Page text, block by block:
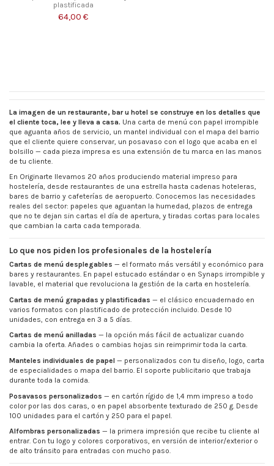
plastificada
64,00 €
La imagen de un restaurante, bar u hotel se construye en los detalles que
el cliente toca, lee y lleva a casa. Una carta de menú con papel irrompible
que aguanta años de servicio, un mantel individual con el mapa del barrio
que el cliente quiere conservar, un posavaso con el logo que acaba en el
bolsillo — cada pieza impresa es una extensión de tu marca en las manos
de tu cliente.
En Originarte llevamos 20 años produciendo material impreso para
hostelería, desde restaurantes de una estrella hasta cadenas hoteleras,
bares de barrio y cafeterías de aeropuerto. Conocemos las necesidades
reales del sector: papeles que aguantan la humedad, plazos de entrega
que no te dejan sin cartas el día de apertura, y tiradas cortas para locales
que cambian la carta cada temporada.
Lo que nos piden los profesionales de la hostelería
Cartas de menú desplegables — el formato más versátil y económico para
bares y restaurantes. En papel estucado estándar o en Synaps irrompible y
lavable, el material que revoluciona la gestión de la carta en hostelería.
Cartas de menú grapadas y plastificadas — el clásico encuadernado en
varios formatos con plastificado de protección incluido. Desde 10
unidades, con entrega en 3 a 5 días.
Cartas de menú anilladas — la opción más fácil de actualizar cuando
cambia la oferta. Añades o cambias hojas sin reimprimir toda la carta.
Manteles individuales de papel — personalizados con tu diseño, logo, carta
de especialidades o mapa del barrio. El soporte publicitario que trabaja
durante toda la comida.
Posavasos personalizados — en cartón rígido de 1,4 mm impreso a todo
color por las dos caras, o en papel absorbente texturado de 250 g. Desde
100 unidades para el cartón y 250 para el papel.
Alfombras personalizadas — la primera impresión que recibe tu cliente al
entrar. Con tu logo y colores corporativos, en versión de interior/exterior o
de alto tránsito para entradas con mucho paso.